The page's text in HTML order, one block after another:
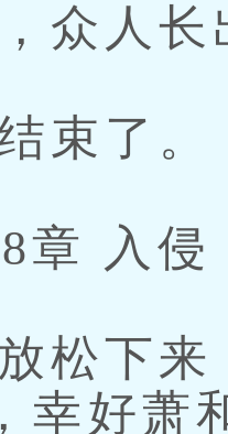
众人长
束了。
入侵
松下来
幸好萧